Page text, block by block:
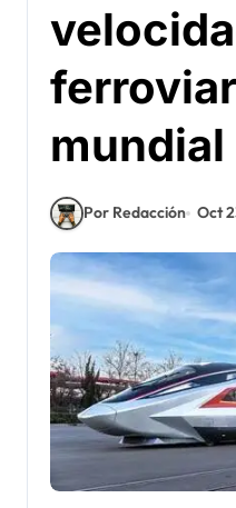
mundial
Por Redacción Oct